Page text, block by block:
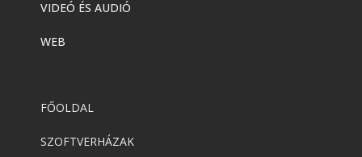
VIDEÓ ÉS AUDIÓ
WEB
FŐOLDAL
SZOFTVERHÁZAK